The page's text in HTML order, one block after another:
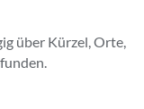
über Kürzel, Orte,